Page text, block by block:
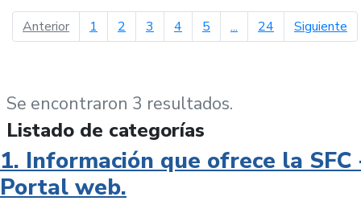
Anteriorpágina anterior
1 2 3 4 5 ... 24 Siguiente
Se encontraron 3 resultados.
Listado de categorías
1. Información que ofrece la SFC
Portal web.